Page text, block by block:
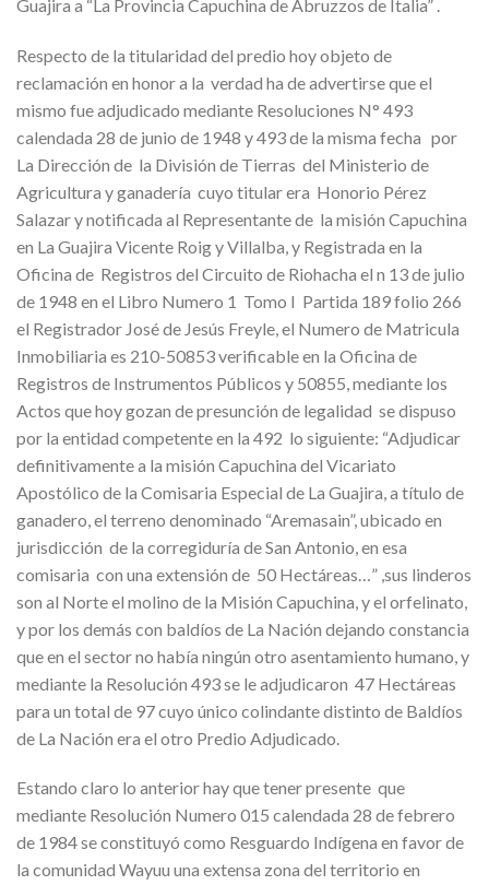
Guajira a “La Provincia Capuchina de Abruzzos de Italia” .
Respecto de la titularidad del predio hoy objeto de
reclamación en honor a la verdad ha de advertirse que el
mismo fue adjudicado mediante Resoluciones N° 493
calendada 28 de junio de 1948 y 493 de la misma fecha por
La Dirección de la División de Tierras del Ministerio de
Agricultura y ganadería cuyo titular era Honorio Pérez
Salazar y notificada al Representante de la misión Capuchina
en La Guajira Vicente Roig y Villalba, y Registrada en la
Oficina de Registros del Circuito de Riohacha el n 13 de julio
de 1948 en el Libro Numero 1 Tomo I Partida 189 folio 266
el Registrador José de Jesús Freyle, el Numero de Matricula
Inmobiliaria es 210-50853 verificable en la Oficina de
Registros de Instrumentos Públicos y 50855, mediante los
Actos que hoy gozan de presunción de legalidad se dispuso
por la entidad competente en la 492 lo siguiente: “Adjudicar
definitivamente a la misión Capuchina del Vicariato
Apostólico de la Comisaria Especial de La Guajira, a título de
ganadero, el terreno denominado “Aremasain”, ubicado en
jurisdicción de la corregiduría de San Antonio, en esa
comisaria con una extensión de 50 Hectáreas…” ,sus linderos
son al Norte el molino de la Misión Capuchina, y el orfelinato,
y por los demás con baldíos de La Nación dejando constancia
que en el sector no había ningún otro asentamiento humano, y
mediante la Resolución 493 se le adjudicaron 47 Hectáreas
para un total de 97 cuyo único colindante distinto de Baldíos
de La Nación era el otro Predio Adjudicado.
Estando claro lo anterior hay que tener presente que
mediante Resolución Numero 015 calendada 28 de febrero
de 1984 se constituyó como Resguardo Indígena en favor de
la comunidad Wayuu una extensa zona del territorio en